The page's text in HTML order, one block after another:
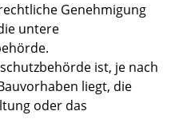
Genehmigung
untere
ist, je nach
liegt, die
oder das